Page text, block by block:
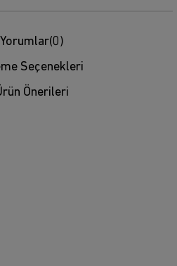
Yorumlar(0)
Seçenekleri
Önerileri